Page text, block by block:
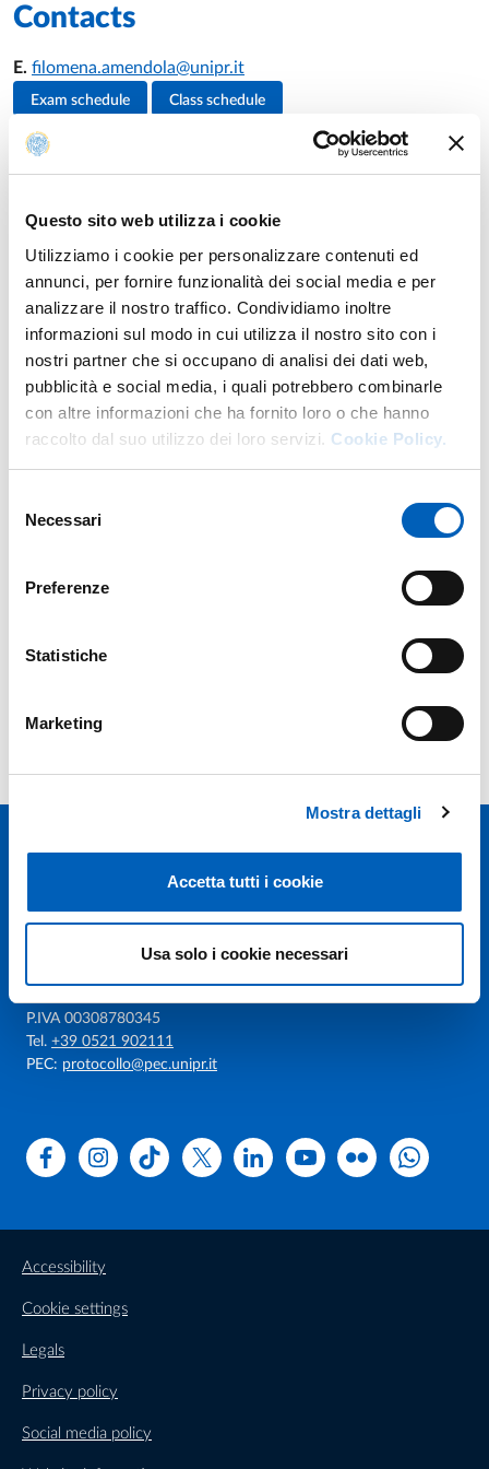
Questo sito web utilizza i cookie
Utilizziamo i cookie per personalizzare contenuti ed
annunci, per fornire funzionalità dei social media e per
analizzare il nostro traffico. Condividiamo inoltre
informazioni sul modo in cui utilizza il nostro sito con i
nostri partner che si occupano di analisi dei dati web,
pubblicità e social media, i quali potrebbero combinarle
con altre informazioni che ha fornito loro o che hanno
raccolto dal suo utilizzo dei loro servizi. Cookie Policy.
delNecessari
Preferenze
Statistiche
Marketing
Mostra dettagli
Accetta tutti i cookie
Usa solo i cookie necessari
Contacts
E. filomena.amendola@unipr.it
Teacher's activities
Exam schedule Class schedule
Teaching
Academic year of provision: 2026/2027
LABORATORY ON SAFE MOBILIZATION
ACTIVITIES
First-cycle degree course in NURSING
INTERNSHIP I YEARmodule
First-cycle degree course in
P.IVA 00308780345
Tel. +39 0521 902111
PEC: protocollo@pec.unipr.it
FacebookInstagramTikTok X LinkedinYoutubeFlickr
Accessibility
Cookie settings
Legals
Privacy policy
Social media policy